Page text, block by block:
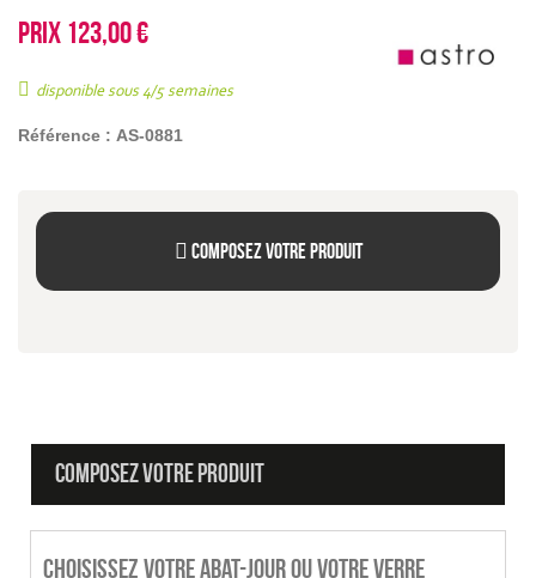
PRIX 123,00 €
disponible sous 4/5 semaines
Référence : AS-0881
Composez votre produit
COMPOSEZ VOTRE PRODUIT
Choisissez votre abat-jour ou votre verre